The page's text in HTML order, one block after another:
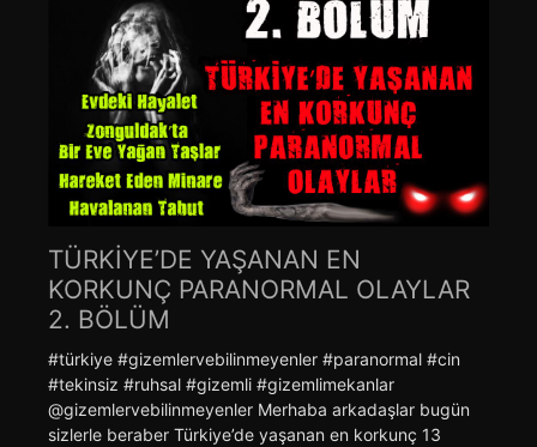
TÜRKİYE’DE YAŞANAN EN
KORKUNÇ PARANORMAL OLAYLAR
2. BÖLÜM
#türkiye #gizemlervebilinmeyenler #paranormal #cin
#tekinsiz #ruhsal #gizemli #gizemlimekanlar
@gizemlervebilinmeyenler Merhaba arkadaşlar bugün
sizlerle beraber Türkiye’de yaşanan en korkunç 13